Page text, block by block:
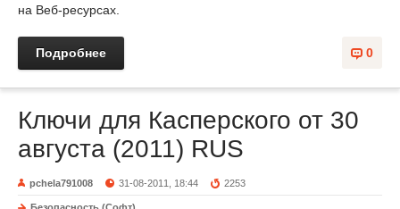
на Веб-ресурсах.
0
Подробнее
Ключи для Касперского от 30
августа (2011) RUS
pchela791008 31-08-2011, 18:44 2253